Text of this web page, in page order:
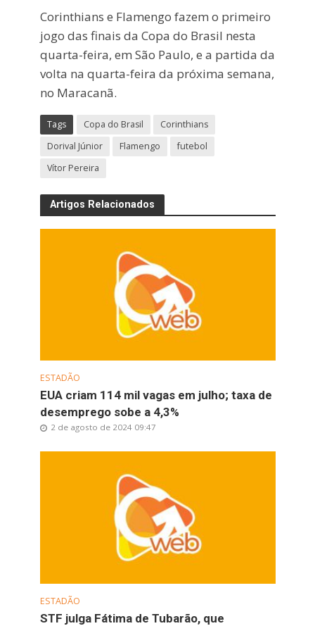
Corinthians e Flamengo fazem o primeiro
jogo das finais da Copa do Brasil nesta
quarta-feira, em São Paulo, e a partida da
volta na quarta-feira da próxima semana,
no Maracanã.
Tags Copa do Brasil
Corinthians
Dorival Júnior
Flamengo
futebol
Vítor Pereira
Artigos Relacionados
ESTADÃO
EUA criam 114 mil vagas em julho; taxa de
desemprego sobe a 4,3%
2 de agosto de 2024 09:47
ESTADÃO
STF julga Fátima de Tubarão, que